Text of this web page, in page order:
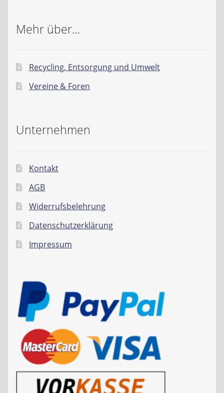
Mehr über…
Recycling, Entsorgung und Umwelt
Vereine & Foren
Unternehmen
Kontakt
AGB
Widerrufsbelehrung
Datenschutzerklärung
Impressum